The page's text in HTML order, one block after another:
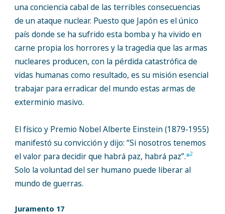
una conciencia cabal de las terribles consecuencias
de un ataque nuclear. Puesto que Japón es el único
país donde se ha sufrido esta bomba y ha vivido en
carne propia los horrores y la tragedia que las armas
nucleares producen, con la pérdida catastrófica de
vidas humanas como resultado, es su misión esencial
trabajar para erradicar del mundo estas armas de
exterminio masivo.
El físico y Premio Nobel Alberte Einstein (1879-1955)
manifestó su convicción y dijo: “Si nosotros tenemos
el valor para decidir que habrá paz, habrá paz”.*2
Solo la voluntad del ser humano puede liberar al
mundo de guerras.
Juramento 17